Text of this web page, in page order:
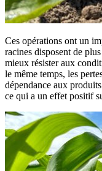
Ces opérations ont un
racines disposent de
mieux résister aux
le même temps, les
dépendance aux
ce qui a un effet positif